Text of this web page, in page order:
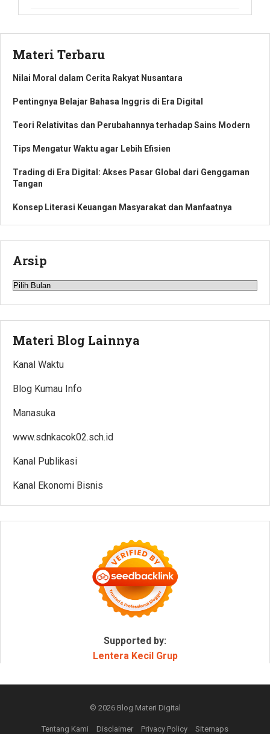
Materi Terbaru
Nilai Moral dalam Cerita Rakyat Nusantara
Pentingnya Belajar Bahasa Inggris di Era Digital
Teori Relativitas dan Perubahannya terhadap Sains Modern
Tips Mengatur Waktu agar Lebih Efisien
Trading di Era Digital: Akses Pasar Global dari Genggaman
Tangan
Konsep Literasi Keuangan Masyarakat dan Manfaatnya
Arsip
Arsip
Materi Blog Lainnya
Kanal Waktu
Blog Kumau Info
Manasuka
www.sdnkacok02.sch.id
Kanal Publikasi
Kanal Ekonomi Bisnis
Supported by:
Lentera Kecil Grup
© 2026 Blog Materi Digital
Tentang Kami Disclaimer Privacy Policy Sitemaps